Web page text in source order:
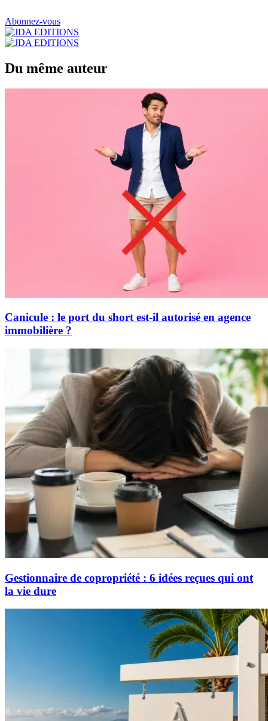
Abonnez-vous
Du même auteur
Canicule : le port du short est-il autorisé en agence
immobilière ?
Gestionnaire de copropriété : 6 idées reçues qui ont
la vie dure